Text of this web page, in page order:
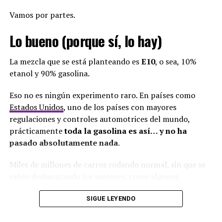
Ricardo Valencia
Actualmente suplente de una abogada vinculada a casos
de narcotráfico y de un lavador prófugo.
Y tampoco olvidemos aquel episodio donde,
literalmente,se le olvidó quitarse el esmalte antes
de tomar posesióncomo suplente.
Nivel.
Luis Aldeano
El eterno candidato.
Vamos por partes.
Lo bueno (porque sí, lo hay)
La mezcla que se está planteando esE10, o sea, 10%
etanol y 90% gasolina.
Eso no es ningún experimento raro. En países como
Estados Unidos, uno de los países con mayores
regulaciones y controles automotrices del mundo,
prácticamentetoda la gasolina es así… y no ha
pasado absolutamente nada.
Miles de millones de carros rodando normal, sin que se
vendehumo quieren dar a entender.
Lo mismo enBrasil,Argentina,India,Canadá… y una
SIGUE LEYENDO